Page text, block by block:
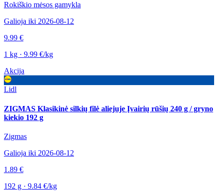
Rokiškio mėsos gamykla
Galioja iki 2026-08-12
9.99 €
1 kg · 9.99 €/kg
Akcija
Lidl
ZIGMAS Klasikinė silkių filė aliejuje Įvairių rūšių 240 g / gryno
kiekio 192 g
Zigmas
Galioja iki 2026-08-12
1.89 €
192 g · 9.84 €/kg